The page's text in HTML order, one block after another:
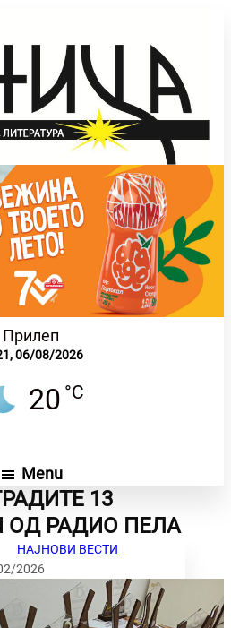
Прилеп
06/08/2026
20 °C
Menu
13
ОД РАДИО ПЕЛА
НАЈНОВИ ВЕСТИ
2026